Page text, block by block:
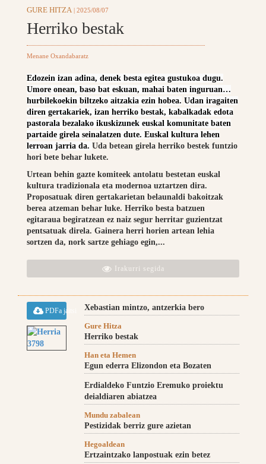
GURE HITZA | 2025/08/07
Herriko bestak
Menane Oxandabaratz
Edozein izan adina, denek besta egitea gustukoa dugu.
Umore onean, baso bat eskuan, mahai baten inguruan…
hurbilekoekin biltzeko aitzakia ezin hobea. Udan iragaiten
diren gertakariek, izan herriko bestak, kabalkadak edota
pastorala bezalako ikuskizunek euskal komunitate baten
partaide girela seinalatzen dute. Euskal kultura lehen
lerroan jarria da. Uda betean girela herriko bestek funtzio
hori bete behar lukete.
Urtean behin gazte komiteek antolatu bestetan euskal
kultura tradizionala eta modernoa uztartzen dira.
Proposatuak diren gertakarietan belaunaldi bakoitzak
berea atzeman behar luke. Herriko besta batzuen
egitaraua begiratzean ez naiz segur herritar guzientzat
pentsatuak direla. Gainera herri horien artean lehia
sortzen da, nork sartze gehiago egin,...
Irakurri segida
PDFa jaitsi Xebastian mintzo, antzerkia bero
Gure Hitza
Herriko bestak
Han eta Hemen
Egun ederra Elizondon eta Bozaten
Erdialdeko Funtzio Eremuko proiektu
deialdiaren abiatzea
Mundu zabalean
Pestizidak berriz gure azietan
Hegoaldean
Ertzaintzako lanpostuak ezin betez